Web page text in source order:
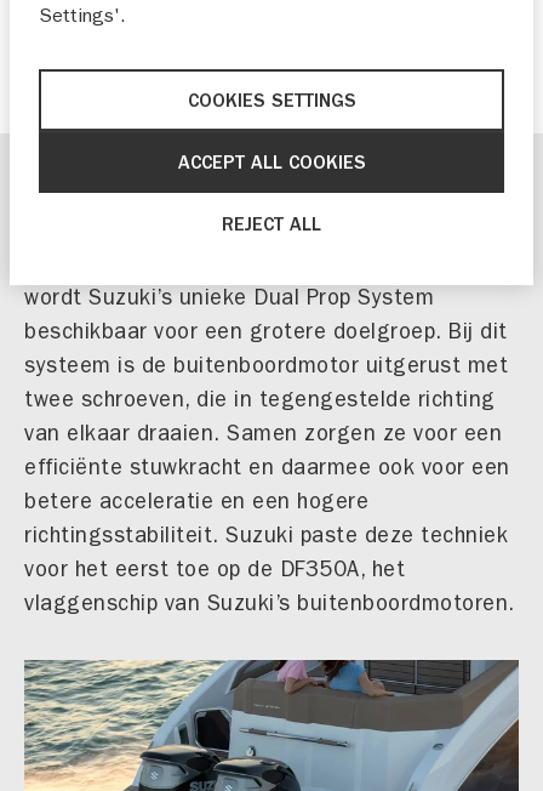
van 300 pk
Marktintroductie begin 2020
Dual Prop System
wordt Suzuki’s unieke Dual Prop System
beschikbaar voor een grotere doelgroep. Bij dit
systeem is de buitenboordmotor uitgerust met
twee schroeven, die in tegengestelde richting
van elkaar draaien. Samen zorgen ze voor een
efficiënte stuwkracht en daarmee ook voor een
betere acceleratie en een hogere
richtingsstabiliteit. Suzuki paste deze techniek
voor het eerst toe op de DF350A, het
vlaggenschip van Suzuki’s buitenboordmotoren.
Settings'.
COOKIES SETTINGS
REJECT ALL
ACCEPT ALL COOKIES